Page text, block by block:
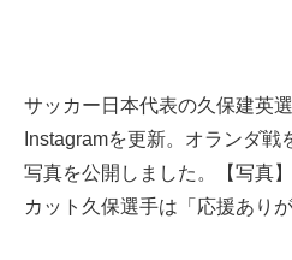
サッカー日本代表の久保建英
Instagramを更新。オランダ戦
写真を公開しました。【写真
カット久保選手は「応援あり